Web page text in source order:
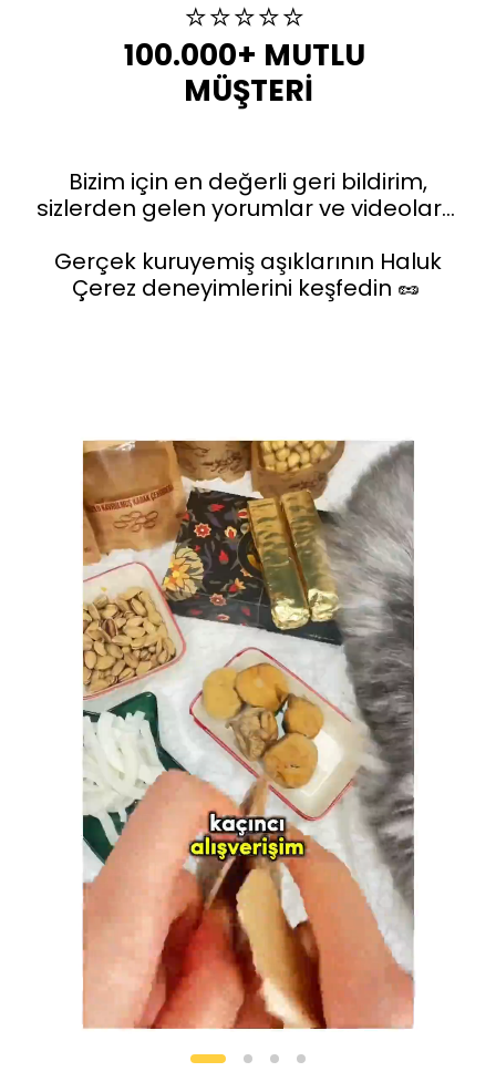
⭐️⭐️⭐️⭐️⭐️
100.000+ MUTLU
MÜŞTERİ
Bizim için en değerli geri bildirim,
sizlerden gelen yorumlar ve videolar…
Gerçek kuruyemiş aşıklarının Haluk
Çerez deneyimlerini keşfedin 🥜